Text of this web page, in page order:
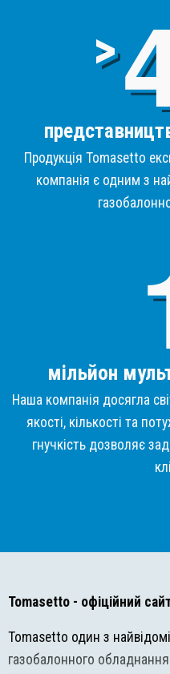
>
Продукція Tomasetto
компанія є одним з
мільйон
Наша компанія досягла
якості, кількості та
гнучкість дозволяє
Tomasetto - офіційний
Tomasetto один з
газобалонного